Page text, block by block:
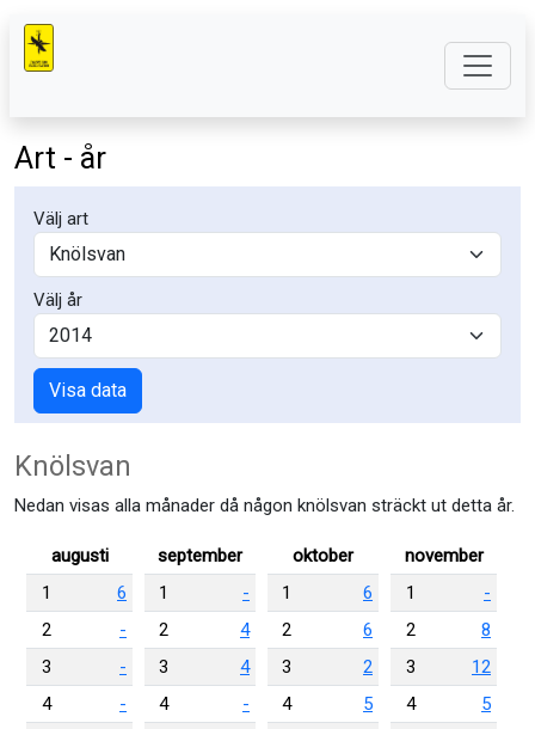
Art - år
Välj art
Välj år
Visa data
Knölsvan
Nedan visas alla månader då någon knölsvan sträckt ut detta år.
augusti
1
6
2
-
3
-
4
-
september
1
-
2
4
3
4
4
-
oktober
1
6
2
6
3
2
4
5
november
1
-
2
8
3
12
4
5